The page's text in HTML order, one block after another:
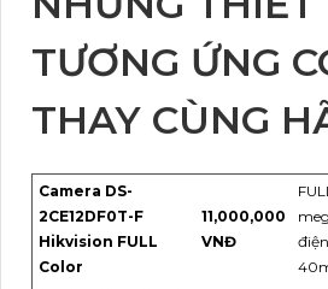
TƯƠNG ỨNG
THAY CÙNG
Camera DS-
2CE12DF0T-F
Hikvision FULL
Color
11,000,000
VNĐ